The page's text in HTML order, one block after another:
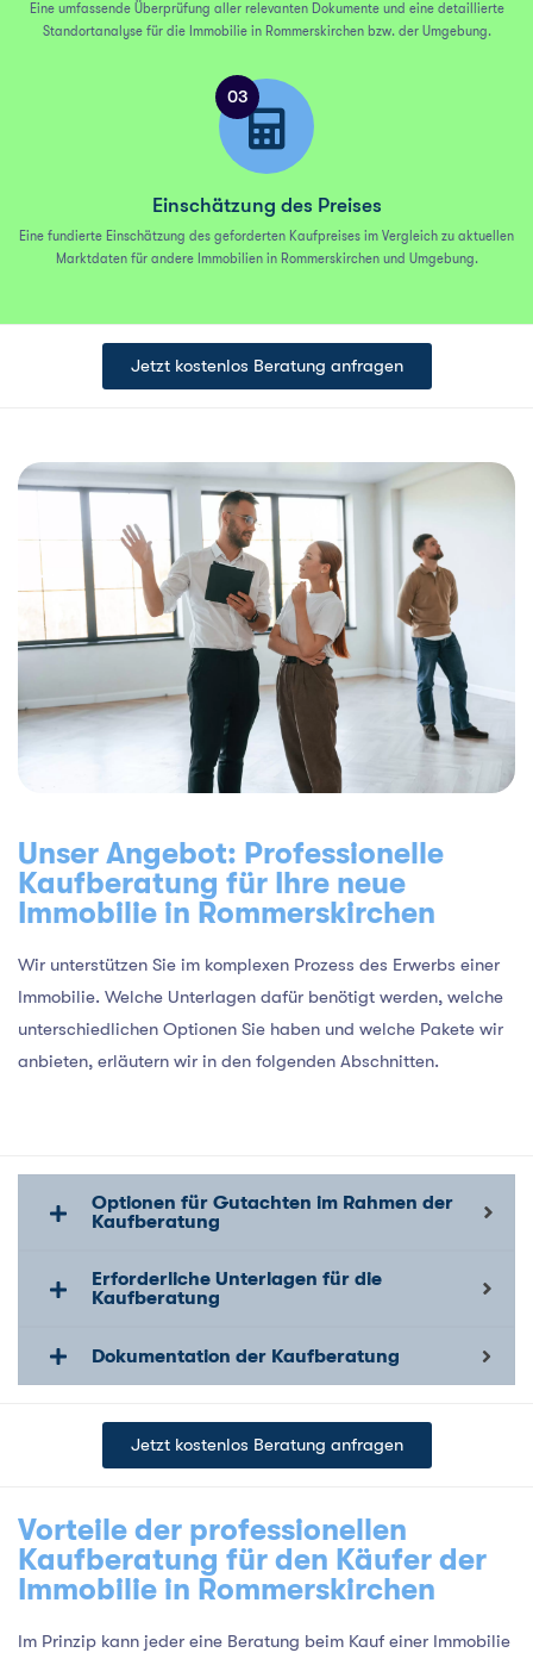
Eine umfassende Überprüfung aller relevanten Dokumente und eine detaillierte
Standortanalyse für die Immobilie in Rommerskirchen bzw. der Umgebung.
03
Einschätzung des Preises
Eine fundierte Einschätzung des geforderten Kaufpreises im Vergleich zu aktuellen
Marktdaten für andere Immobilien in Rommerskirchen und Umgebung.
Jetzt kostenlos Beratung anfragen
Unser Angebot: Professionelle
Kaufberatung für Ihre neue
Immobilie in Rommerskirchen
Wir unterstützen Sie im komplexen Prozess des Erwerbs einer
Immobilie. Welche Unterlagen dafür benötigt werden, welche
unterschiedlichen Optionen Sie haben und welche Pakete wir
anbieten, erläutern wir in den folgenden Abschnitten.
Optionen für Gutachten im Rahmen der
Kaufberatung
Erforderliche Unterlagen für die
Kaufberatung
Dokumentation der Kaufberatung
Jetzt kostenlos Beratung anfragen
Vorteile der professionellen
Kaufberatung für den Käufer der
Immobilie in Rommerskirchen
Im Prinzip kann jeder eine Beratung beim Kauf einer Immobilie